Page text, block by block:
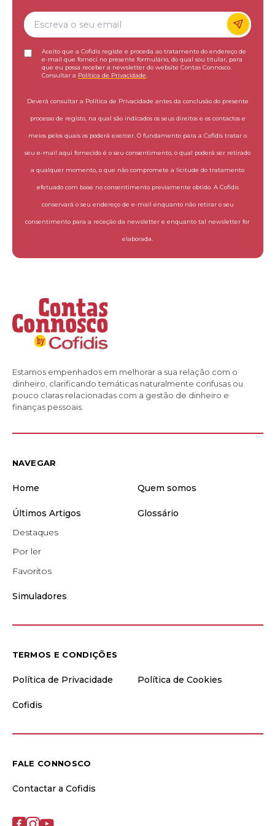
Aceito que a Cofidis registe e proceda ao tratamento do endereço de
e-mail que forneci no presente formulário, do qual sou titular, para
que eu possa receber a newsletter do website Contas Connosco.
Consultar a Política de Privacidade
Deverá consultar a Política de Privacidade antes da conclusão do presente
processo de registo, na qual são indicados os seus direitos e os contactos e
meios pelos quais os poderá exercer. O fundamento para a Cofidis tratar o
seu e-mail aqui fornecido é o seu consentimento, o qual poderá ser retirado
a qualquer momento, o que não compromete a licitude do tratamento
efetuado com base no consentimento previamente obtido. A Cofidis
conservará o seu endereço de e-mail enquanto não retirar o seu
consentimento para a receção da newsletter e enquanto tal newsletter for
elaborada.
Estamos empenhados em melhorar a sua relação com o
dinheiro, clarificando temáticas naturalmente confusas ou
pouco claras relacionadas com a gestão de dinheiro e
finanças pessoais.
NAVEGAR
Home Quem somos
Últimos Artigos
Destaques
Por ler
Favoritos
Glossário
Simuladores
TERMOS E CONDIÇÕES
Política de Privacidade Política de Cookies
Cofidis
FALE CONNOSCO
Contactar a Cofidis